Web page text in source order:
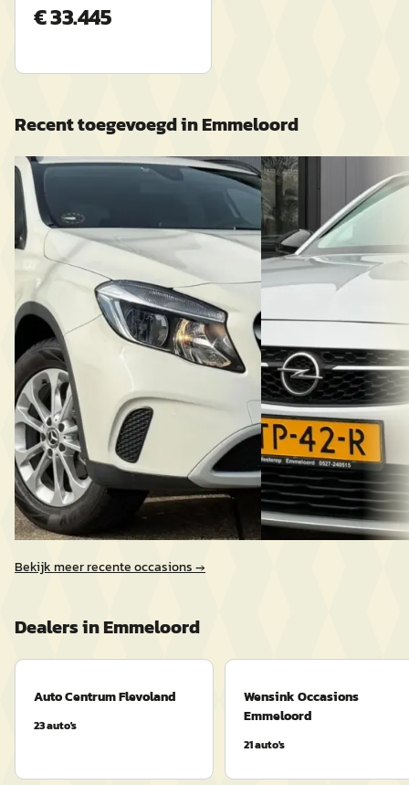
€ 33.445
Recent toegevoegd inEmmeloord
Mercedes-Benz GLA·2017
200 Premium Plus super nette auto
€ 19.998
v.a. € 424/mnd
Scherp geprijsd
2017 · 69.724 km · Benzine ·
Handgeschakeld
Auto Centrum Flevoland
· Emmeloord
Bekijk aanbieding →
Vergelijk
B
Opel Corsa ·2022
1.2 Elegance navi /
€ 13.200
Scherp geprijsd
2022 · 131.911 km ·
Auto Centrum
Bekijk aanbieding →
Vergelijk
Bekijk meer recente occasions →
Dealers inEmmeloord
Auto Centrum Flevoland
23auto's
Wensink Occasions
Emmeloord
21auto's